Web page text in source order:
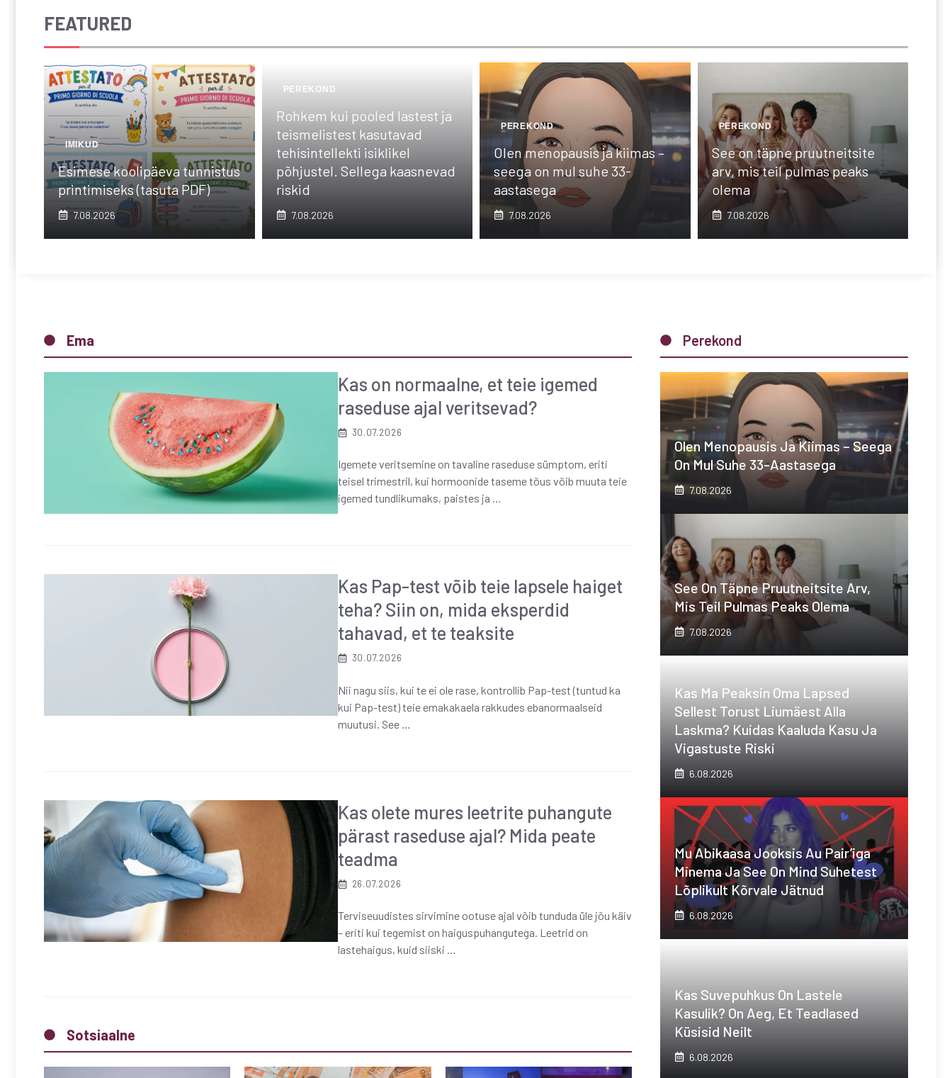
FEATURED
IMIKUD
Esimese koolipäeva tunnistus
printimiseks (tasuta PDF)
7.08.2026
PEREKOND
Rohkem kui pooled lastest ja
teismelistest kasutavad
tehisintellekti isiklikel
põhjustel. Sellega kaasnevad
riskid
7.08.2026
PEREKOND
Olen menopausis ja kiimas –
seega on mul suhe 33-
aastasega
7.08.2026
PEREKOND
See on täpne pruutneitsite
arv, mis teil pulmas peaks
olema
7.08.2026
Ema
Kas on normaalne, et teie igemed
raseduse ajal veritsevad?
30.07.2026
Igemete veritsemine on tavaline raseduse sümptom, eriti
teisel trimestril, kui hormoonide taseme tõus võib muuta teie
igemed tundlikumaks, paistes ja …
Kas Pap-test võib teie lapsele haiget
teha? Siin on, mida eksperdid
tahavad, et te teaksite
30.07.2026
Nii nagu siis, kui te ei ole rase, kontrollib Pap-test (tuntud ka
kui Pap-test) teie emakakaela rakkudes ebanormaalseid
muutusi. See …
Kas olete mures leetrite puhangute
pärast raseduse ajal? Mida peate
teadma
26.07.2026
Terviseuudistes sirvimine ootuse ajal võib tunduda üle jõu käiv
– eriti kui tegemist on haiguspuhangutega. Leetrid on
lastehaigus, kuid siiski …
Sotsiaalne
Perekond
Olen Menopausis Ja Kiimas – Seega
On Mul Suhe 33-Aastasega
7.08.2026
See On Täpne Pruutneitsite Arv,
Mis Teil Pulmas Peaks Olema
7.08.2026
Kas Ma Peaksin Oma Lapsed
Sellest Torust Liumäest Alla
Laskma? Kuidas Kaaluda Kasu Ja
Vigastuste Riski
6.08.2026
Mu Abikaasa Jooksis Au Pair’iga
Minema Ja See On Mind Suhetest
Lõplikult Kõrvale Jätnud
6.08.2026
Kas Suvepuhkus On Lastele
Kasulik? On Aeg, Et Teadlased
Küsisid Neilt
6.08.2026